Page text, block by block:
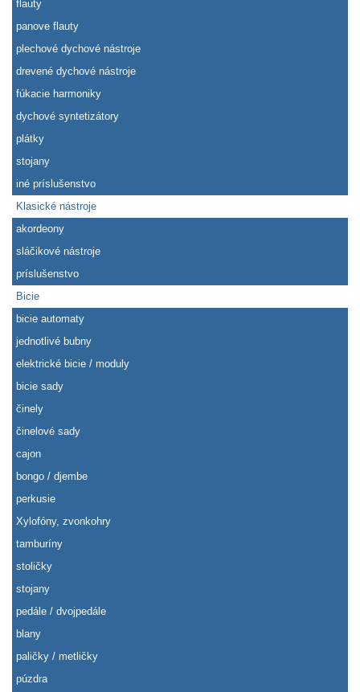
flauty
panove flauty
plechové dychové nástroje
drevené dychové nástroje
fúkacie harmoniky
dychové syntetizátory
plátky
stojany
iné príslušenstvo
Klasické nástroje
akordeony
sláčikové nástroje
príslušenstvo
Bicie
bicie automaty
jednotlivé bubny
elektrické bicie / moduly
bicie sady
činely
činelové sady
cajon
bongo / djembe
perkusie
Xylofóny, zvonkohry
tamburíny
stoličky
stojany
pedále / dvojpedále
blany
paličky / metličky
púzdra